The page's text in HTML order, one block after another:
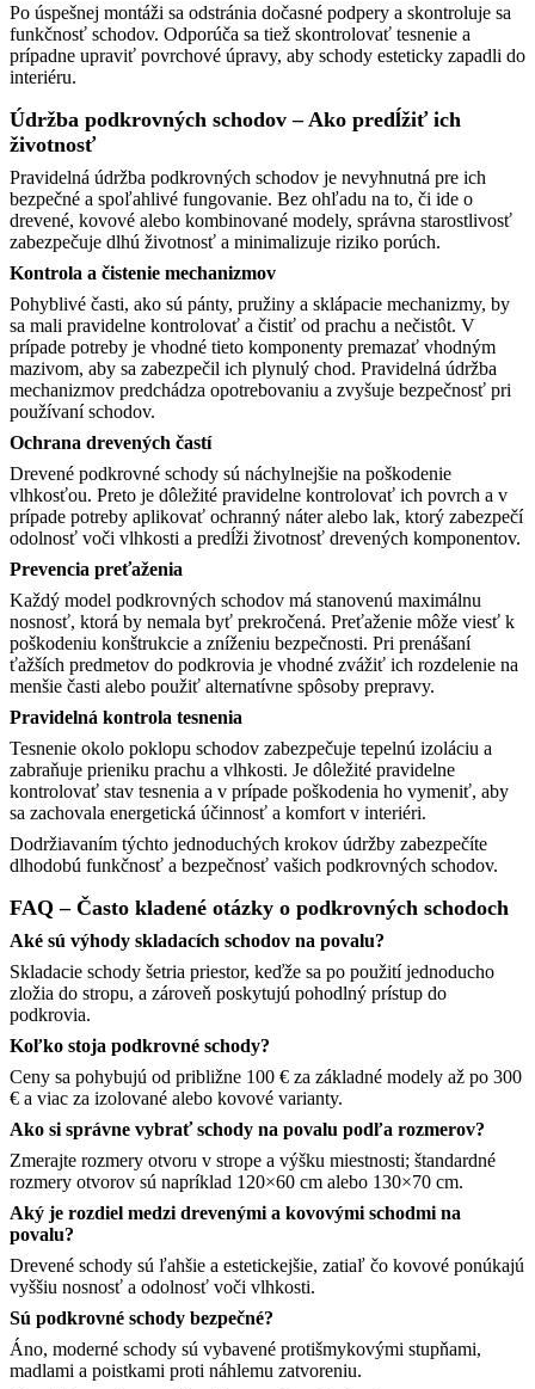
Po úspešnej montáži sa odstránia dočasné podpery a skontroluje sa
funkčnosť schodov. Odporúča sa tiež skontrolovať tesnenie a
prípadne upraviť povrchové úpravy, aby schody esteticky zapadli do
interiéru.​
Údržba podkrovných schodov – Ako predĺžiť ich
životnosť
Pravidelná údržba podkrovných schodov je nevyhnutná pre ich
bezpečné a spoľahlivé fungovanie. Bez ohľadu na to, či ide o
drevené, kovové alebo kombinované modely, správna starostlivosť
zabezpečuje dlhú životnosť a minimalizuje riziko porúch.​
Kontrola a čistenie mechanizmov
Pohyblivé časti, ako sú pánty, pružiny a sklápacie mechanizmy, by
sa mali pravidelne kontrolovať a čistiť od prachu a nečistôt. V
prípade potreby je vhodné tieto komponenty premazať vhodným
mazivom, aby sa zabezpečil ich plynulý chod. Pravidelná údržba
mechanizmov predchádza opotrebovaniu a zvyšuje bezpečnosť pri
používaní schodov.​
Ochrana drevených častí
Drevené podkrovné schody sú náchylnejšie na poškodenie
vlhkosťou. Preto je dôležité pravidelne kontrolovať ich povrch a v
prípade potreby aplikovať ochranný náter alebo lak, ktorý zabezpečí
odolnosť voči vlhkosti a predĺži životnosť drevených komponentov.​
Prevencia preťaženia
Každý model podkrovných schodov má stanovenú maximálnu
nosnosť, ktorá by nemala byť prekročená. Preťaženie môže viesť k
poškodeniu konštrukcie a zníženiu bezpečnosti. Pri prenášaní
ťažších predmetov do podkrovia je vhodné zvážiť ich rozdelenie na
menšie časti alebo použiť alternatívne spôsoby prepravy.​
Pravidelná kontrola tesnenia
Tesnenie okolo poklopu schodov zabezpečuje tepelnú izoláciu a
zabraňuje prieniku prachu a vlhkosti. Je dôležité pravidelne
kontrolovať stav tesnenia a v prípade poškodenia ho vymeniť, aby
sa zachovala energetická účinnosť a komfort v interiéri.​
Dodržiavaním týchto jednoduchých krokov údržby zabezpečíte
dlhodobú funkčnosť a bezpečnosť vašich podkrovných schodov.
FAQ – Často kladené otázky o podkrovných schodoch
Aké sú výhody skladacích schodov na povalu?
Skladacie schody šetria priestor, keďže sa po použití jednoducho
zložia do stropu, a zároveň poskytujú pohodlný prístup do
podkrovia.​
Koľko stoja podkrovné schody?
Ceny sa pohybujú od približne 100 € za základné modely až po 300
€ a viac za izolované alebo kovové varianty.​
Ako si správne vybrať schody na povalu podľa rozmerov?
Zmerajte rozmery otvoru v strope a výšku miestnosti; štandardné
rozmery otvorov sú napríklad 120×60 cm alebo 130×70 cm.​
Aký je rozdiel medzi drevenými a kovovými schodmi na
povalu?
Drevené schody sú ľahšie a estetickejšie, zatiaľ čo kovové ponúkajú
vyššiu nosnosť a odolnosť voči vlhkosti.​
Sú podkrovné schody bezpečné?
Áno, moderné schody sú vybavené protišmykovými stupňami,
madlami a poistkami proti náhlemu zatvoreniu.